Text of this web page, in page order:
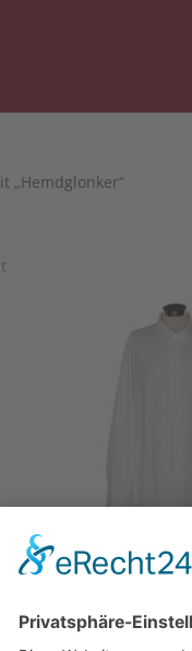
„Hemdglonker“
Hemdglonkerhemd
inkl. MwSt.